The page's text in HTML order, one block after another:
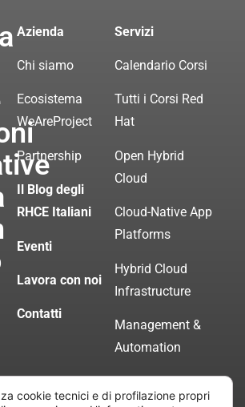
Azienda
Chi siamo
Ecosistema
WeAreProject
Partnership
Il Blog degli
RHCE Italiani
Eventi
Lavora con noi
Contatti
Servizi
Calendario Corsi
Tutti i Corsi Red
Hat
Open Hybrid
Cloud
Cloud-Native App
Platforms
Hybrid Cloud
Infrastructure
Management &
Automation
Servizi di
Consulenza
cookie tecnici e di profilazione propri